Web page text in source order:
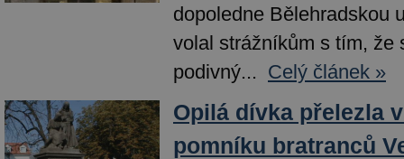
dopoledne Bělehradskou
volal strážníkům s tím, že
podivný... Celý článek »
Opilá dívka přelezla
pomníku bratranců